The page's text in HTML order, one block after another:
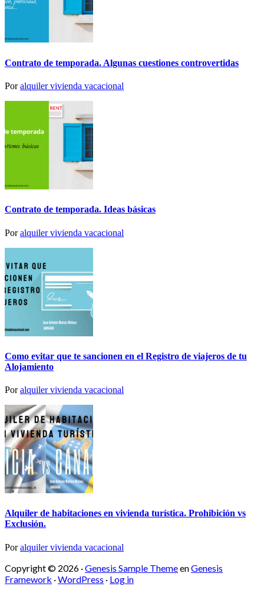
Contrato de temporada. Algunas cuestiones controvertidas
Poralquiler vivienda vacacional
Contrato de temporada. Ideas básicas
Poralquiler vivienda vacacional
Como evitar que te sancionen en el Registro de viajeros de tu
Alojamiento
Poralquiler vivienda vacacional
Alquiler de habitaciones en vivienda turística. Prohibición vs
Exclusión.
Poralquiler vivienda vacacional
Copyright © 2026 ·Genesis Sample ThemeenGenesis
Framework ·WordPress · Log in